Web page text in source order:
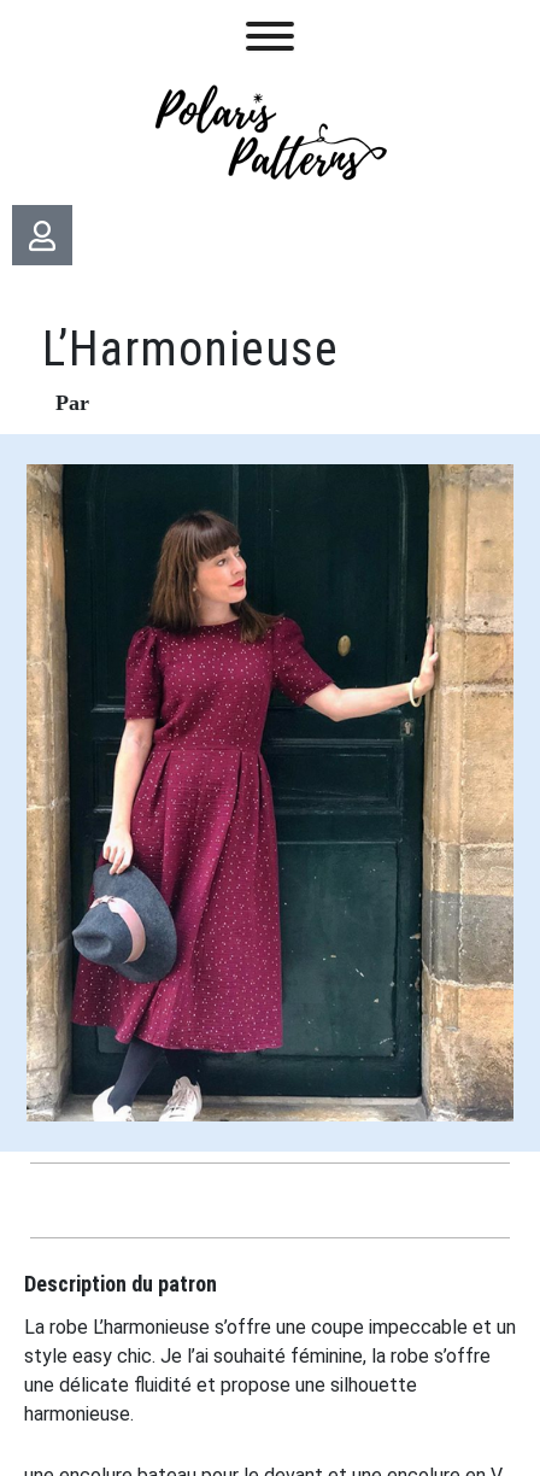
L’Harmonieuse
Par
Description du patron
La robe L’harmonieuse s’offre une coupe impeccable et un
style easy chic. Je l’ai souhaité féminine, la robe s’offre
une délicate fluidité et propose une silhouette
harmonieuse.